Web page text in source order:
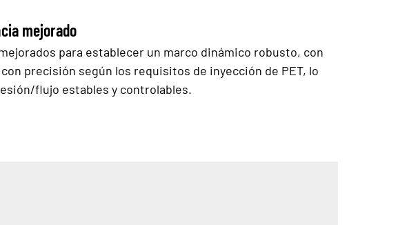
mejorado
para establecer un marco dinámico robusto, con
precisión según los requisitos de inyección de PET, lo
flujo estables y controlables.